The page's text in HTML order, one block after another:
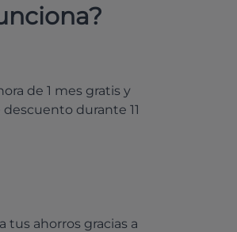
de 1 mes gratis y
descuento durante 11
tus ahorros gracias a